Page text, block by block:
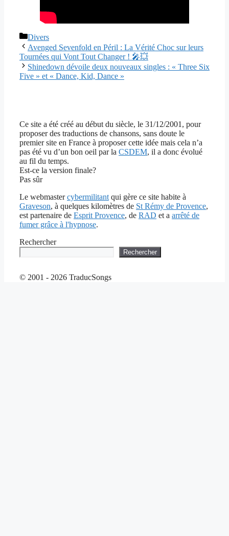
Catégories
Divers
Avenged Sevenfold en Péril : La Vérité Choc sur leurs
Tournées qui Vont Tout Changer ! 🎤💥
Shinedown dévoile deux nouveaux singles : « Three Six
Five » et « Dance, Kid, Dance »
Ce site a été créé au début du siècle, le 31/12/2001, pour
proposer des traductions de chansons, sans doute le
premier site en France à proposer cette idée mais cela n’a
pas été vu d’un bon oeil par la CSDEM, il a donc évolué
au fil du temps.
Est-ce la version finale?
Pas sûr
Le webmastercybermilitant qui gère ce site habite à
Graveson, à quelques kilomètres de St Rémy de Provence,
est partenaire de Esprit Provence, de RAD et a arrêté de
fumer grâce à l'hypnose.
Rechercher
Rechercher
© 2001 - 2026 TraducSongs